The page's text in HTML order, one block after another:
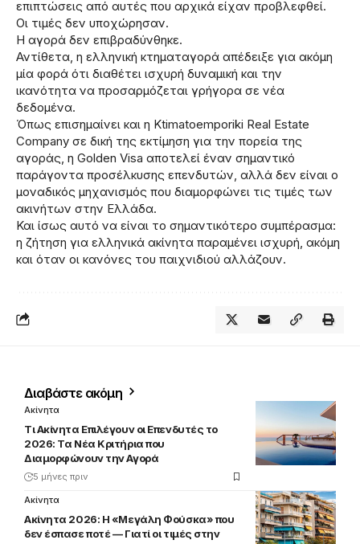
επιπτώσεις από αυτές που αρχικά είχαν προβλεφθεί.
Οι τιμές δεν υποχώρησαν.
Η αγορά δεν επιβραδύνθηκε.
Αντίθετα, η ελληνική κτηματαγορά απέδειξε για ακόμη
μία φορά ότι διαθέτει ισχυρή δυναμική και την
ικανότητα να προσαρμόζεται γρήγορα σε νέα
δεδομένα.
Όπως επισημαίνει και η Ktimatoemporiki Real Estate
Company σε δική της εκτίμηση για την πορεία της
αγοράς, η Golden Visa αποτελεί έναν σημαντικό
παράγοντα προσέλκυσης επενδυτών, αλλά δεν είναι ο
μοναδικός μηχανισμός που διαμορφώνει τις τιμές των
ακινήτων στην Ελλάδα.
Και ίσως αυτό να είναι το σημαντικότερο συμπέρασμα:
η ζήτηση για ελληνικά ακίνητα παραμένει ισχυρή, ακόμη
και όταν οι κανόνες του παιχνιδιού αλλάζουν.
Διαβάστε ακόμη
Ακίνητα
Τι Ακίνητα Επιλέγουν οι Επενδυτές το
2026: Τα Νέα Κριτήρια που
Διαμορφώνουν την Αγορά
5 μήνες πριν
Ακίνητα
Ακίνητα 2026: Η «Μεγάλη Φούσκα» που
δεν έσπασε ποτέ — Γιατί οι τιμές στην